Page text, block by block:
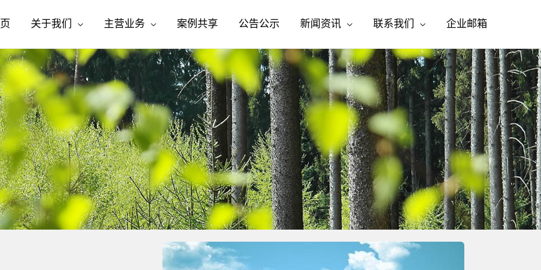
关于我们 主营业务 案例共享 公告公示 新闻资讯 联系我们 企业邮箱